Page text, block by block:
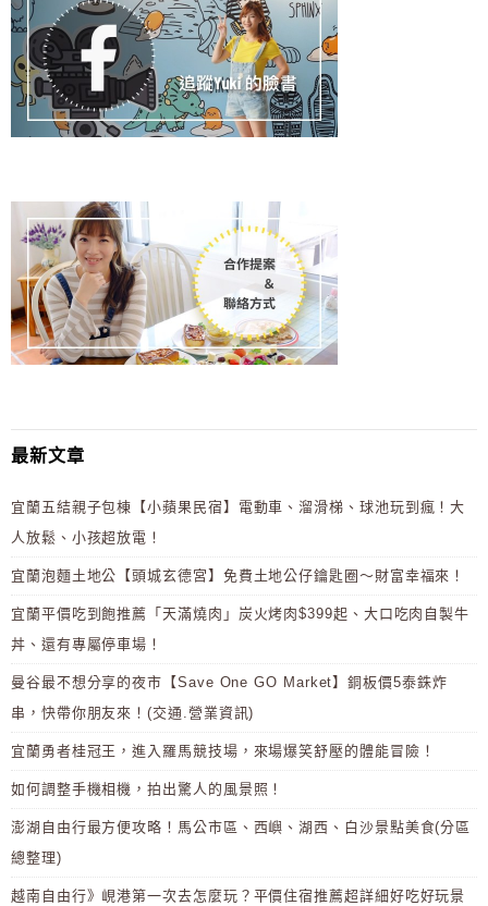
最新文章
宜蘭五結親子包棟【小蘋果民宿】電動車、溜滑梯、球池玩到瘋！大
人放鬆、小孩超放電！
宜蘭泡麵土地公【頭城玄德宮】免費土地公仔鑰匙圈～財富幸福來！
宜蘭平價吃到飽推薦「天滿燒肉」炭火烤肉$399起、大口吃肉自製牛
丼、還有專屬停車場！
曼谷最不想分享的夜市【Save One GO Market】銅板價5泰銖炸
串，快帶你朋友來！(交通.營業資訊)
宜蘭勇者桂冠王，進入羅馬競技場，來場爆笑舒壓的體能冒險！
如何調整手機相機，拍出驚人的風景照！
澎湖自由行最方便攻略！馬公市區、西嶼、湖西、白沙景點美食(分區
總整理)
越南自由行》峴港第一次去怎麼玩？平價住宿推薦超詳細好吃好玩景